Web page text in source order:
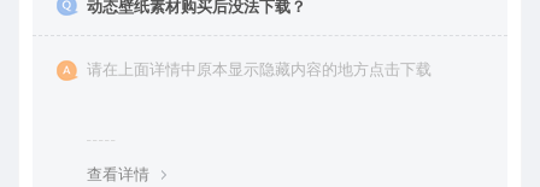
动态壁纸素材购买后没法下载？
请在上面详情中原本显示隐藏内容的地方点击下载
查看详情